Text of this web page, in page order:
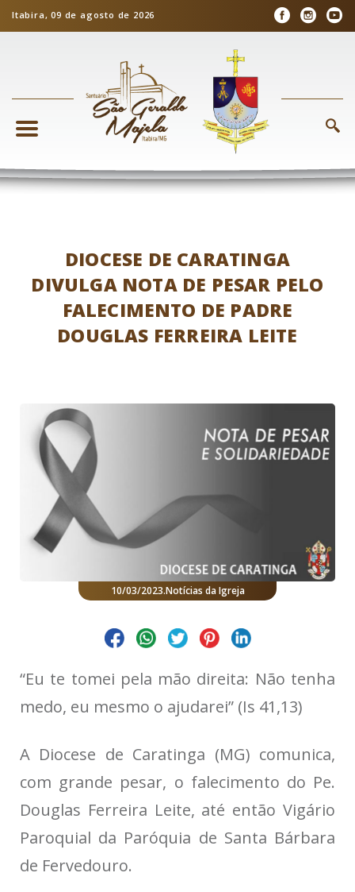
Itabira, 09 de agosto de 2026
DIOCESE DE CARATINGA
DIVULGA NOTA DE PESAR PELO
FALECIMENTO DE PADRE
DOUGLAS FERREIRA LEITE
10/03/2023.Notícias da Igreja
“Eu te tomei pela mão direita: Não tenha
medo, eu mesmo o ajudarei” (Is 41,13)
A Diocese de Caratinga (MG) comunica,
com grande pesar, o falecimento do Pe.
Douglas Ferreira Leite, até então Vigário
Paroquial da Paróquia de Santa Bárbara
de Fervedouro.